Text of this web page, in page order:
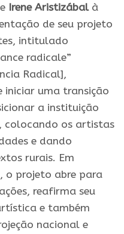
Irene Aristizábal à
de seu projeto
intitulado
radicale”
Radical],
iniciar uma transição
a instituição
colocando os artistas
e dando
rurais. Em
o projeto abre para
reafirma seu
e também
nacional e